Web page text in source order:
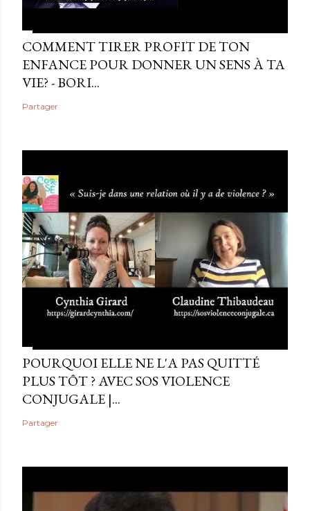
COMMENT TIRER PROFIT DE TON
ENFANCE POUR DONNER UN SENS À TA
VIE? - BORI...
Partager
POURQUOI ELLE NE L'A PAS QUITTÉ
PLUS TÔT ? AVEC SOS VIOLENCE
CONJUGALE |...
Partager